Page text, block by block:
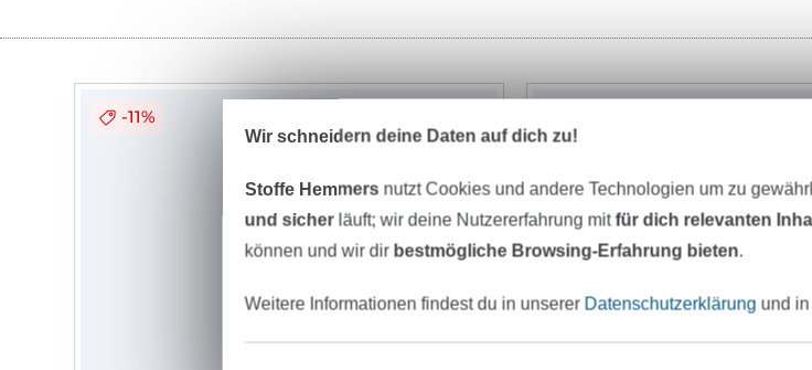
-11%
Wir schneidern deine Daten auf dich zu!
Stoffe Hemmers nutzt Cookies und andere Technologien um zu
und sicherläuft; wir deine Nutzererfahrung mitfür dich relevanten
können und wir dir bestmögliche Browsing-Erfahrung bieten.
Weitere Informationen findest du in unserer Datenschutzerklärung und